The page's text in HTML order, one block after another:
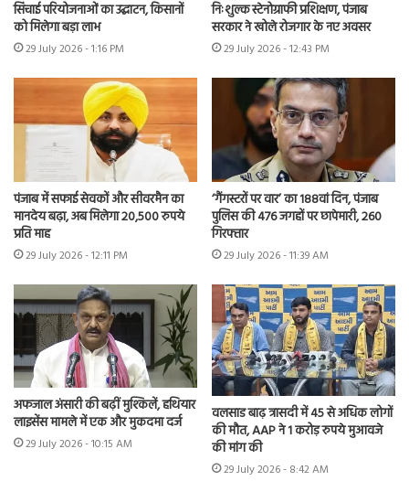
सिंचाई परियोजनाओं का उद्घाटन, किसानों
को मिलेगा बड़ा लाभ
29 July 2026 - 1:16 PM
निःशुल्क स्टेनोग्राफी प्रशिक्षण, पंजाब
सरकार ने खोले रोजगार के नए अवसर
29 July 2026 - 12:43 PM
पंजाब में सफाई सेवकों और सीवरमैन का
मानदेय बढ़ा, अब मिलेगा 20,500 रुपये
प्रति माह
29 July 2026 - 12:11 PM
‘गैंगस्टरों पर वार’ का 188वां दिन, पंजाब
पुलिस की 476 जगहों पर छापेमारी, 260
गिरफ्तार
29 July 2026 - 11:39 AM
अफजाल अंसारी की बढ़ीं मुश्किलें, हथियार
लाइसेंस मामले में एक और मुकदमा दर्ज
29 July 2026 - 10:15 AM
वलसाड बाढ़ त्रासदी में 45 से अधिक लोगों
की मौत, AAP ने 1 करोड़ रुपये मुआवजे
की मांग की
29 July 2026 - 8:42 AM